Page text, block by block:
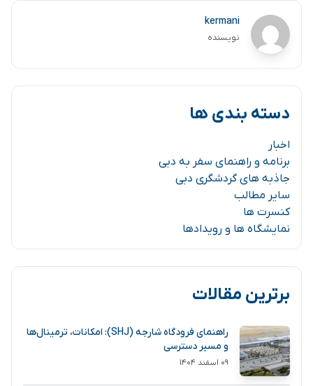
kermani
نویسنده
دسته بندی ها
اخبار
برنامه و راهنمای سفر به دبی
جاذبه های گردشگری دبی
سایر مطالب
کنسرت ها
نمایشگاه ها و رویدادها
برترین مقالات
راهنمای فرودگاه شارجه (SHJ): امکانات، ترمینال‌ها
و مسیر دسترسی
۰۹ اسفند ۱۴۰۴